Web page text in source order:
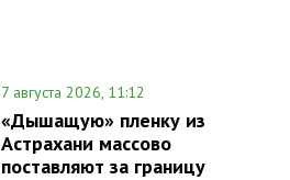
7 августа 2026, 11:12
«Дышащую» пленку из
Астрахани массово
поставляют за границу